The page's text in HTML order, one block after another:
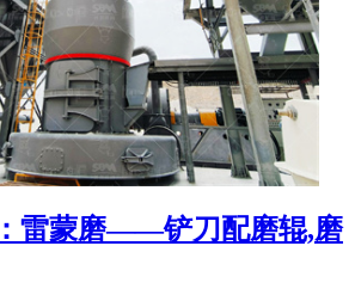
雷蒙磨——铲刀配磨辊,磨